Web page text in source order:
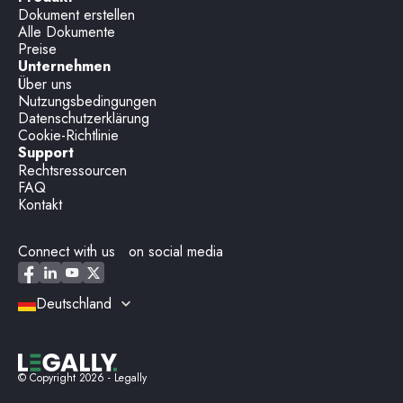
© Copyright 2026 - Legally
Dokument erstellen
Alle Dokumente
Preise
Unternehmen
Über uns
Nutzungsbedingungen
Datenschutzerklärung
Cookie-Richtlinie
Support
Rechtsressourcen
FAQ
Kontakt
Connect with us on social media
Deutschland